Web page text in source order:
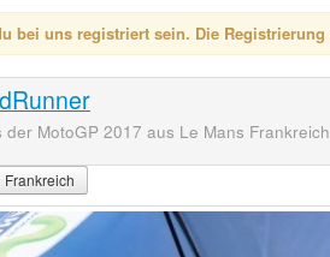
bei uns registriert sein. Die
MotoGP 2017 aus Le Mans Frankreich
Frankreich